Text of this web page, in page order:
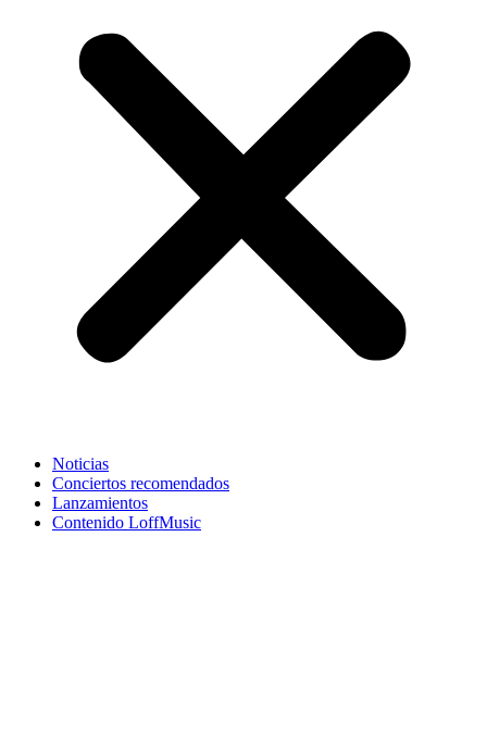
Noticias
Conciertos recomendados
Lanzamientos
Contenido LoffMusic